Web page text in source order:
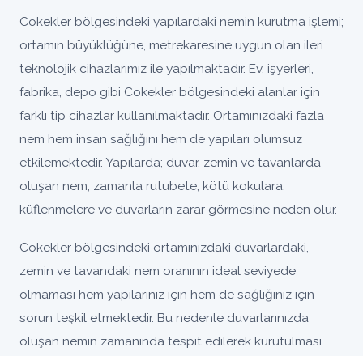
Cokekler bölgesindeki yapılardaki nemin kurutma işlemi;
ortamın büyüklüğüne, metrekaresine uygun olan ileri
teknolojik cihazlarımız ile yapılmaktadır. Ev, işyerleri,
fabrika, depo gibi Cokekler bölgesindeki alanlar için
farklı tip cihazlar kullanılmaktadır. Ortamınızdaki fazla
nem hem insan sağlığını hem de yapıları olumsuz
etkilemektedir. Yapılarda; duvar, zemin ve tavanlarda
oluşan nem; zamanla rutubete, kötü kokulara,
küflenmelere ve duvarların zarar görmesine neden olur.
Cokekler bölgesindeki ortamınızdaki duvarlardaki,
zemin ve tavandaki nem oranının ideal seviyede
olmaması hem yapılarınız için hem de sağlığınız için
sorun teşkil etmektedir. Bu nedenle duvarlarınızda
oluşan nemin zamanında tespit edilerek kurutulması